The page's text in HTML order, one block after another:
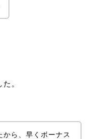
。
ら、早くボーナス